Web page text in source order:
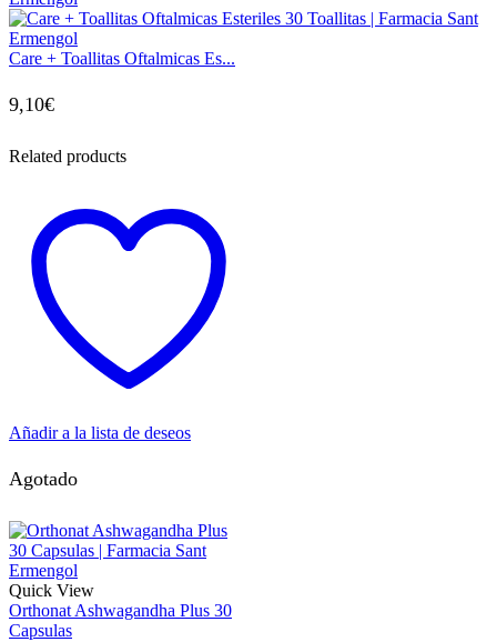
Care + Toallitas Oftalmicas Es...
9,10€
Related products
Añadir a la lista de deseos
Agotado
Quick View
Orthonat Ashwagandha Plus 30
Capsulas